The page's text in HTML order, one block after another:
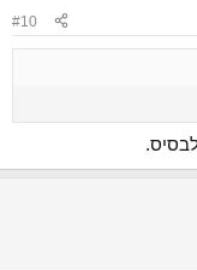
#10